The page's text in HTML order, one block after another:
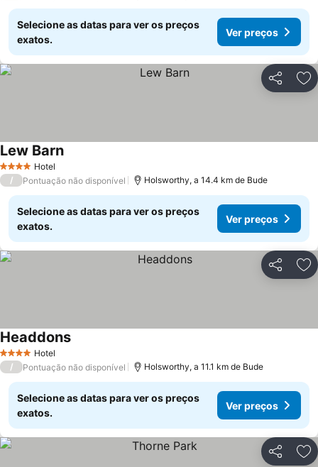
Selecione as datas para ver os preços
exatos.
Ver preços
Partilhar
4 EstrelasHotel
Lew Barn
/ Pontuação não disponível Holsworthy, a 14.4 km de Bude
Selecione as datas para ver os preços
exatos.
Ver preços
Partilhar
4 EstrelasHotel
Headdons
/ Pontuação não disponível Holsworthy, a 11.1 km de Bude
Selecione as datas para ver os preços
exatos.
Ver preços
Partilhar